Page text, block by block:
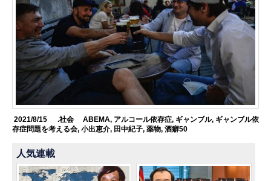
2021/8/15 .社会 ABEMA, アルコール依存症, ギャンブル, ギャンブル依
存症問題を考える会,小出恵介, 田中紀子,薬物,酒癖50
人気連載